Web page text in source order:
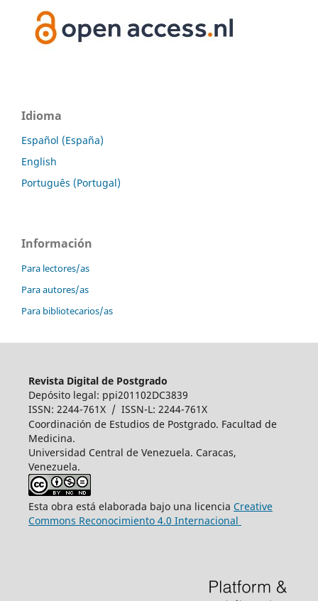
Idioma
Español (España)
English
Português (Portugal)
Información
Para lectores/as
Para autores/as
Para bibliotecarios/as
Revista Digital de Postgrado
Depósito legal: ppi201102DC3839
ISSN: 2244-761X / ISSN-L: 2244-761X
Coordinación de Estudios de Postgrado. Facultad de
Medicina.
Universidad Central de Venezuela. Caracas,
Venezuela.
Esta obra está elaborada bajo una licencia Creative
Commons Reconocimiento 4.0 Internacional